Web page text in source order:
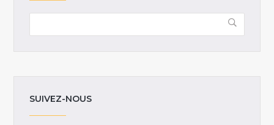
SUIVEZ-NOUS